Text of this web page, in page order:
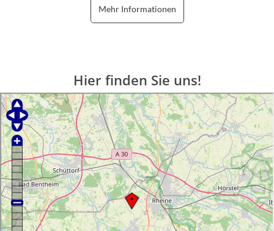
Mehr Informationen
Hier finden Sie uns!